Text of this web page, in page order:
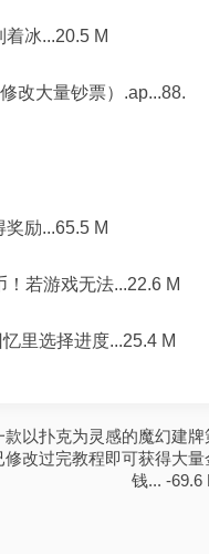
冰...20.5 M
改大量钞票）.ap...88.
励...65.5 M
若游戏无法...22.6 M
里选择进度...25.4 M
款以扑克为灵感的魔幻建牌
修改过完教程即可获得大量
钱... -69.6